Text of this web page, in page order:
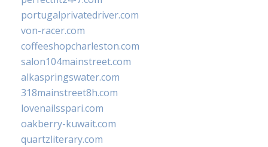
portugalprivatedriver.com
von-racer.com
coffeeshopcharleston.com
salon104mainstreet.com
alkaspringswater.com
318mainstreet8h.com
lovenailsspari.com
oakberry-kuwait.com
quartzliterary.com